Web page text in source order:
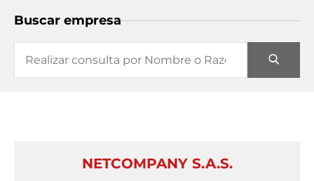
Buscar empresa
NETCOMPANY S.A.S.